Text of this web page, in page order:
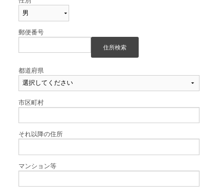
郵便番号
住所検索
都道府県
市区町村
それ以降の住所
マンション等